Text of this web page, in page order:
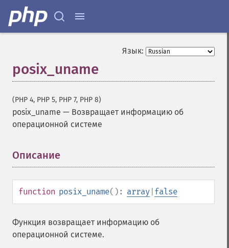
Язык:
posix_uname
(PHP 4, PHP 5, PHP 7, PHP 8)
posix_uname — Возвращает информацию об
операционной системе
Описание
function posix_uname(): array false
Функция возвращает информацию об
операционной системе.